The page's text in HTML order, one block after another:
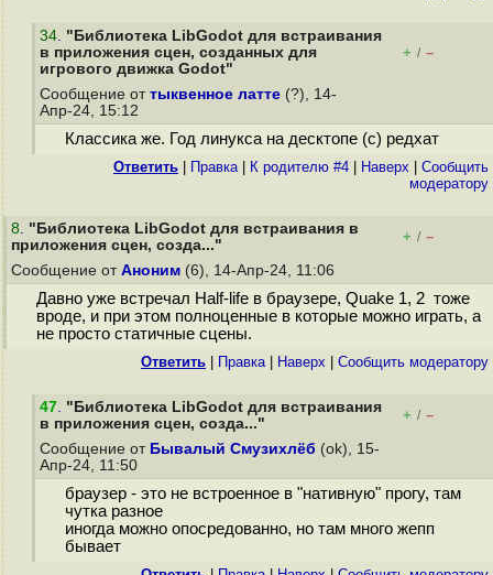
34. "Библиотека LibGodot для встраивания
в приложения сцен, созданных для
игрового движка Godot"
+ / –
Сообщение от тыквенное латте (?), 14-
Апр-24, 15:12
Классика же. Год линукса на десктопе (с) редхат
Ответить Правка| К родителю #4 Наверх
Cообщить
модератору
8. "Библиотека LibGodot для встраивания в
приложения сцен, созда..."
+ / –
Сообщение от Аноним (6), 14-Апр-24, 11:06
Давно уже встречал Half-life в браузере, Quake 1, 2 тоже
вроде, и при этом полноценные в которые можно играть, а
не просто статичные сцены.
Ответить Правка| Наверх Cообщить модератору
47. "Библиотека LibGodot для встраивания
в приложения сцен, созда..."
+ / –
Сообщение от Бывалый Смузихлёб (ok), 15-
Апр-24, 11:50
браузер - это не встроенное в "нативную" прогу, там
чутка разное
иногда можно опосредованно, но там много жепп
бывает